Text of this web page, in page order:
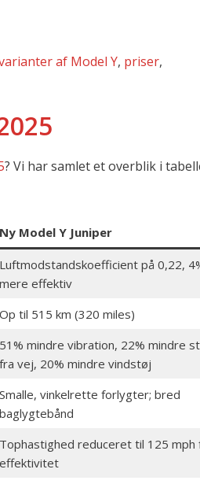
af Model Y, priser,
? Vi har samlet et overblik i
Ny Model Y Juniper
Luftmodstandskoefficient på 0,22,
mere effektiv
Op til 515 km (320 miles)
51% mindre vibration, 22% mindre
fra vej, 20% mindre vindstøj
Smalle, vinkelrette forlygter; bred
baglygtebånd
Tophastighed reduceret til 125 mph
effektivitet